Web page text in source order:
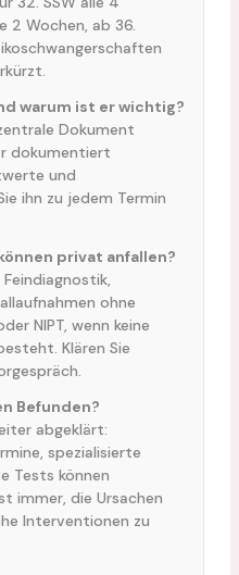
2 Wochen, ab 36.
warum ist er wichtig?
Dokument
dokumentiert
und
ihn zu jedem Termin
privat anfallen?
ohne
NIPT, wenn keine
Klären Sie
Befunden?
abgeklärt:
spezialisierte
Tests können
immer, die Ursachen
Interventionen zu